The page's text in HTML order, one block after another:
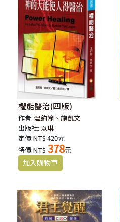
權能醫治(四版)
作者:溫約翰、施凱文
出版社:以琳
定價:NT$ 420元
特價:NT$ 378元